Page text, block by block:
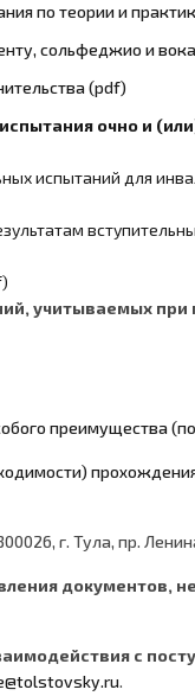
по теории и
сольфеджио и
(pdf)
очно и
испытаний для
учитываемых при
преимущества
г. Тула, пр.
документов,
с
.